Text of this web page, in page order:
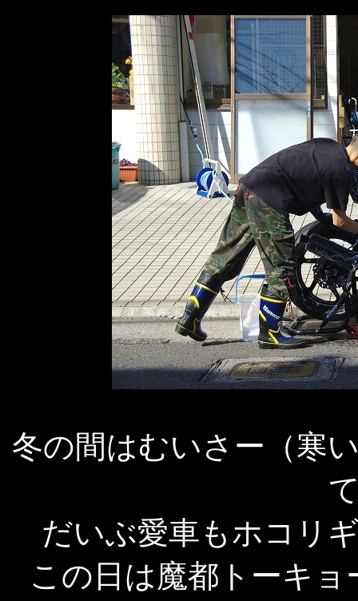
冬の間はむいさー（寒
だいぶ愛車もホコリ
この日は魔都トーキ